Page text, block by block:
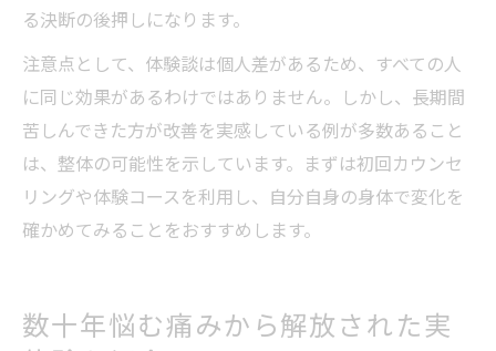
る決断の後押しになります。
注意点として、体験談は個人差があるため、すべての人
に同じ効果があるわけではありません。しかし、長期間
苦しんできた方が改善を実感している例が多数あること
は、整体の可能性を示しています。まずは初回カウンセ
リングや体験コースを利用し、自分自身の身体で変化を
確かめてみることをおすすめします。
数十年悩む痛みから解放された実